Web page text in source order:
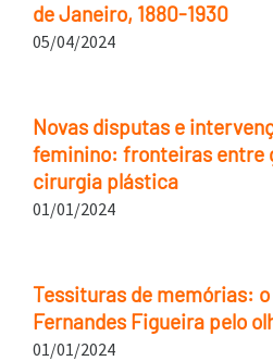
de Janeiro, 1880-1930
05/04/2024
Novas disputas e
feminino: fronteiras entre
cirurgia plástica
01/01/2024
Tessituras de memórias:
Fernandes Figueira pelo
01/01/2024